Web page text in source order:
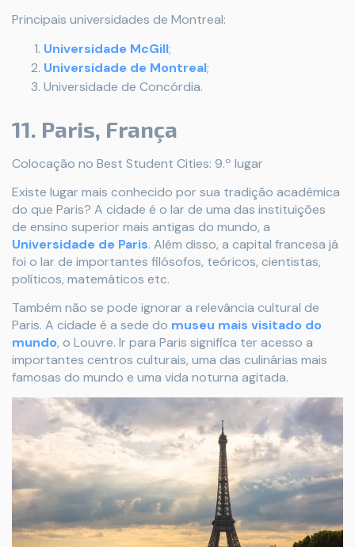
Principais universidades de Montreal:
Universidade McGill;
Universidade de Montreal;
Universidade de Concórdia.
11. Paris, França
Colocação no Best Student Cities: 9.º lugar
Existe lugar mais conhecido por sua tradição acadêmica
do que Paris? A cidade é o lar de uma das instituições
de ensino superior mais antigas do mundo, a
Universidade de Paris. Além disso, a capital francesa já
foi o lar de importantes filósofos, teóricos, cientistas,
políticos, matemáticos etc.
Também não se pode ignorar a relevância cultural de
Paris. A cidade é a sede do museu mais visitado do
mundo, o Louvre. Ir para Paris significa ter acesso a
importantes centros culturais, uma das culinárias mais
famosas do mundo e uma vida noturna agitada.